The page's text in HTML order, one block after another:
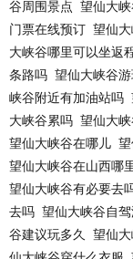
谷周围景点 望仙大
门票在线预订 望仙
大峡谷哪里可以坐返
条路吗 望仙大峡谷
峡谷附近有加油站吗
大峡谷累吗 望仙大
望仙大峡谷在哪儿
望仙大峡谷在山西哪
望仙大峡谷有必要去
去吗 望仙大峡谷自
谷建议玩多久
望仙